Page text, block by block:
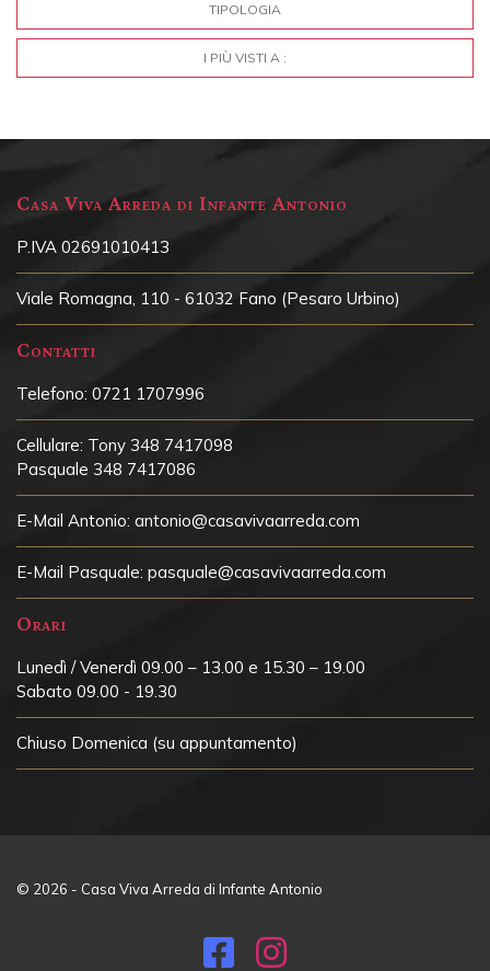
TIPOLOGIA
I PIÙ VISTI A :
Casa Viva Arreda di Infante Antonio
P.IVA 02691010413
Viale Romagna, 110 - 61032 Fano (Pesaro Urbino)
Contatti
Telefono: 0721 1707996
Cellulare: Tony 348 7417098
Pasquale 348 7417086
E-Mail Antonio: antonio@casavivaarreda.com
E-Mail Pasquale: pasquale@casavivaarreda.com
Orari
Lunedì / Venerdì 09.00 – 13.00 e 15.30 – 19.00
Sabato 09.00 - 19.30
Chiuso Domenica (su appuntamento)
© 2026 - Casa Viva Arreda di Infante Antonio